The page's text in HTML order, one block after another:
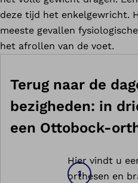
deze tijd het enkelgewricht.
meeste gevallen
het afrollen van de voet.
Terug naar de
bezigheden: in
een Ottobock-
Hier vindt u
orthesen en